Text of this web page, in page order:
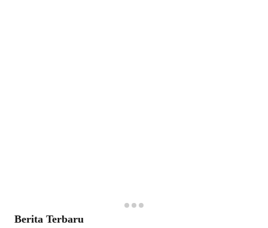
Berita Terbaru